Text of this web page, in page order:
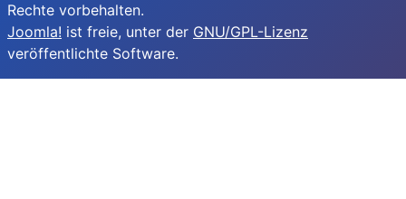
Rechte vorbehalten.
Joomla! ist freie, unter der GNU/GPL-Lizenz
veröffentlichte Software.